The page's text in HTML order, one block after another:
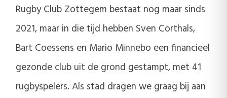
Rugby Club Zottegem bestaat nog maar sinds
2021, maar in die tijd hebben Sven Corthals,
Bart Coessens en Mario Minnebo een financieel
gezonde club uit de grond gestampt, met 41
rugbyspelers. Als stad dragen we graag bij aan